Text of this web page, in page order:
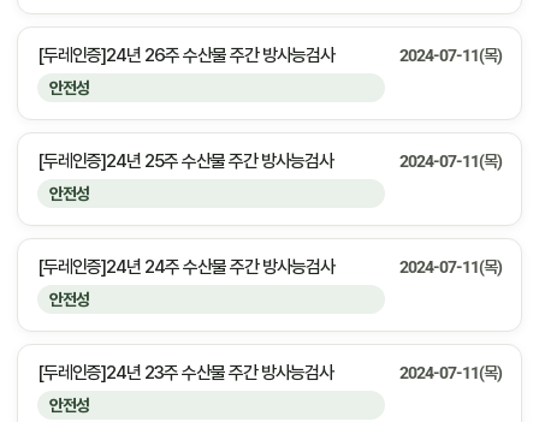
안전성
[두레인증]24년 26주 수산물 주간 방사능검사 2024-07-11(목)
안전성
[두레인증]24년 25주 수산물 주간 방사능검사 2024-07-11(목)
안전성
[두레인증]24년 24주 수산물 주간 방사능검사 2024-07-11(목)
안전성
[두레인증]24년 23주 수산물 주간 방사능검사 2024-07-11(목)